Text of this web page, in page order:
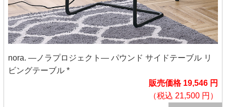
nora. ―ノラプロジェクト― パウンド サイドテーブル リ
ビングテーブル *
販売価格 19,546 円
（税込 21,500 円）